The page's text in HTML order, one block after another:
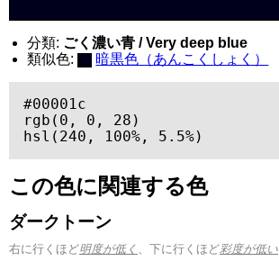
分類: ごく濃い青 / Very deep blue
類似色:
暗黒色（あんこくしょく）
#00001c
rgb(0, 0, 28)
hsl(240, 100%, 5.5%)
この色に関連する色
ダークトーン
右に行くほど明度が低く 、下に行くほど彩度が低い